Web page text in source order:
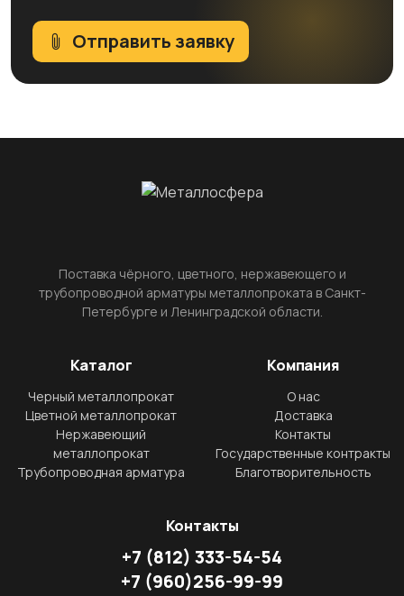
Отправить заявку
Поставка чёрного, цветного, нержавеющего и
трубопроводной арматуры металлопроката в Санкт-
Петербурге и Ленинградской области.
Каталог
Черный металлопрокат
Цветной металлопрокат
Нержавеющий
металлопрокат
Трубопроводная арматура
Компания
О нас
Доставка
Контакты
Государственные контракты
Благотворительность
Контакты
+7 (812) 333-54-54
+7 (960)256-99-99